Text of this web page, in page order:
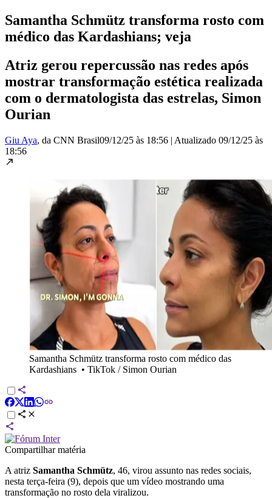
Samantha Schmütz transforma rosto com
médico das Kardashians; veja
Atriz gerou repercussão nas redes após
mostrar transformação estética realizada
com o dermatologista das estrelas, Simon
Ourian
Giu Aya, da CNN Brasil09/12/25 às 18:56 | Atualizado 09/12/25 às
18:56
Samantha Schmütz transforma rosto com médico das
Kardashians • TikTok / Simon Ourian
Compartilhar matéria
A atriz Samantha Schmütz, 46, virou assunto nas redes sociais,
nesta terça-feira (9), depois que um vídeo mostrando uma
transformação no rosto dela viralizou.